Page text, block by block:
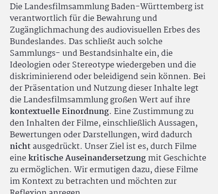
Die Landesfilmsammlung Baden-Württemberg ist
verantwortlich für die Bewahrung und
Zugänglichmachung des audiovisuellen Erbes des
Bundeslandes. Das schließt auch solche
Sammlungs- und Bestandsinhalte ein, die
Ideologien oder Stereotype wiedergeben und die
diskriminierend oder beleidigend sein können. Bei
der Präsentation und Nutzung dieser Inhalte legt
die Landesfilmsammlung großen Wert auf ihre
kontextuelle Einordnung. Eine Zustimmung zu
den Inhalten der Filme, einschließlich Aussagen,
Bewertungen oder Darstellungen, wird dadurch
nichtausgedrückt. Unser Ziel ist es, durch Filme
einekritische Auseinandersetzungmit Geschichte
zu ermöglichen. Wir ermutigen dazu, diese Filme
im Kontext zu betrachten und möchten zur